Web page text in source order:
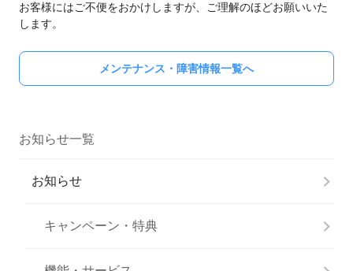
お客様にはご不便をおかけしますが、ご理解のほどお願いいた
します。
メンテナンス・障害情報一覧へ
お知らせ一覧
お知らせ
キャンペーン・特典